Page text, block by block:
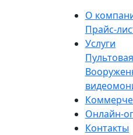
О
Прайс-
Услуги
Онлайн-
Контакты